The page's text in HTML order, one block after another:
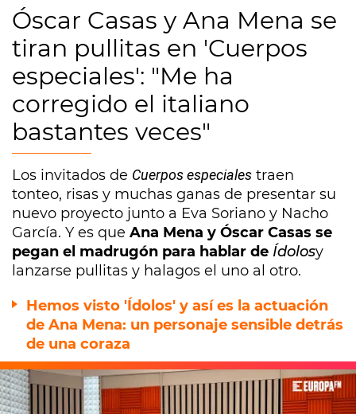
Óscar Casas y Ana Mena se
tiran pullitas en 'Cuerpos
especiales': "Me ha
corregido el italiano
bastantes veces"
Los invitados de Cuerpos especiales traen
tonteo, risas y muchas ganas de presentar su
nuevo proyecto junto a Eva Soriano y Nacho
García. Y es que Ana Mena y Óscar Casas se
pegan el madrugón para hablar de Ídolosy
lanzarse pullitas y halagos el uno al otro.
Hemos visto 'Ídolos' y así es la actuación
de Ana Mena: un personaje sensible detrás
de una coraza